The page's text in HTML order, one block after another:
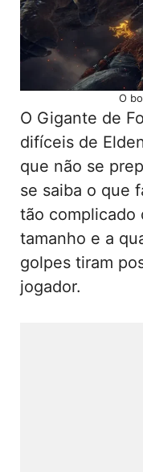
O
O Gigante de
difíceis de
que não se
se saiba o que
tão complicado
tamanho e a
golpes tiram
jogador.